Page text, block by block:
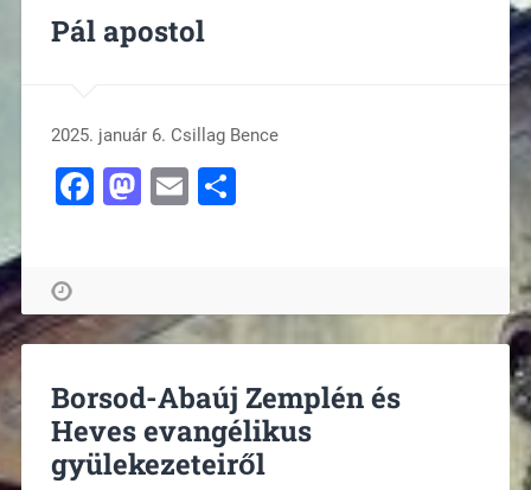
Pál apostol
2025. január 6. Csillag Bence
Facebook
Mastodon
EmailOssza
Borsod-Abaúj Zemplén és
Heves evangélikus
gyülekezeteiről